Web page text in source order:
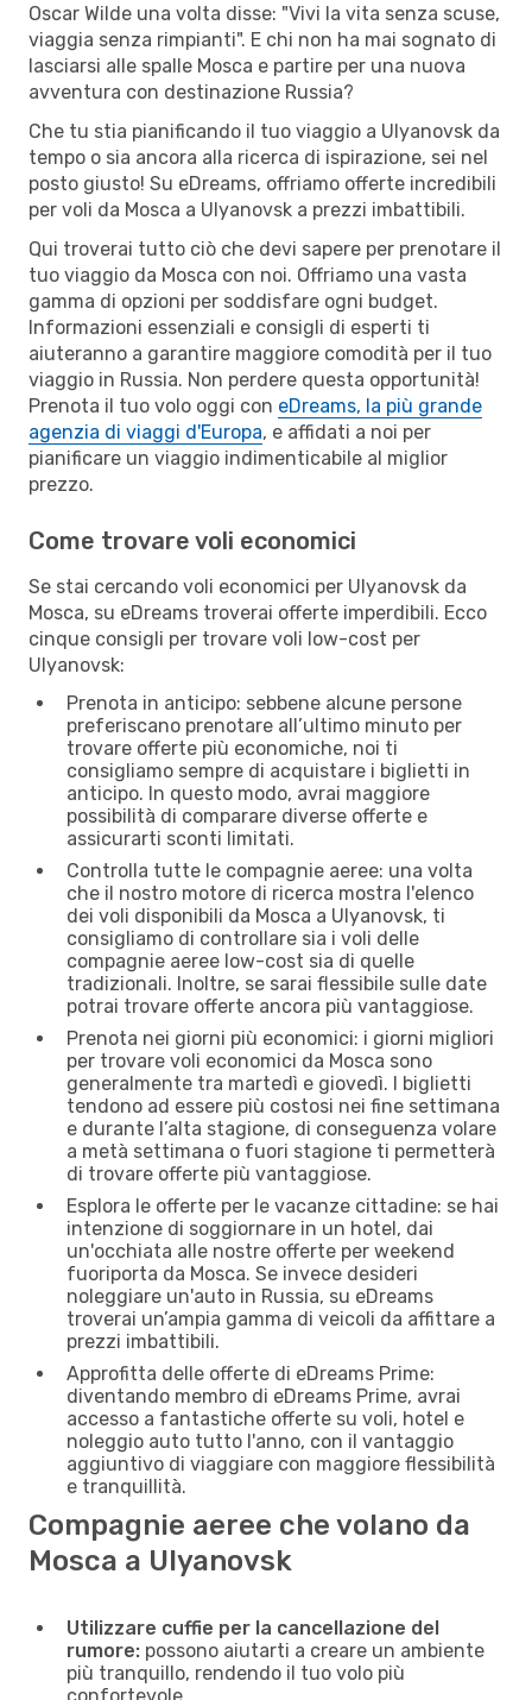
Oscar Wilde una volta disse: "Vivi la vita senza scuse,
viaggia senza rimpianti". E chi non ha mai sognato di
lasciarsi alle spalle Mosca e partire per una nuova
avventura con destinazione Russia?
Che tu stia pianificando il tuo viaggio a Ulyanovsk da
tempo o sia ancora alla ricerca di ispirazione, sei nel
posto giusto! Su eDreams, offriamo offerte incredibili
per voli da Mosca a Ulyanovsk a prezzi imbattibili.
Qui troverai tutto ciò che devi sapere per prenotare il
tuo viaggio da Mosca con noi. Offriamo una vasta
gamma di opzioni per soddisfare ogni budget.
Informazioni essenziali e consigli di esperti ti
aiuteranno a garantire maggiore comodità per il tuo
viaggio in Russia. Non perdere questa opportunità!
Prenota il tuo volo oggi con eDreams, la più grande
agenzia di viaggi d'Europa, e affidati a noi per
pianificare un viaggio indimenticabile al miglior
prezzo.
Come trovare voli economici
Se stai cercando voli economici per Ulyanovsk da
Mosca, su eDreams troverai offerte imperdibili. Ecco
cinque consigli per trovare voli low-cost per
Ulyanovsk:
Prenota in anticipo: sebbene alcune persone
preferiscano prenotare all’ultimo minuto per
trovare offerte più economiche, noi ti
consigliamo sempre di acquistare i biglietti in
anticipo. In questo modo, avrai maggiore
possibilità di comparare diverse offerte e
assicurarti sconti limitati.
Controlla tutte le compagnie aeree: una volta
che il nostro motore di ricerca mostra l'elenco
dei voli disponibili da Mosca a Ulyanovsk, ti
consigliamo di controllare sia i voli delle
compagnie aeree low-cost sia di quelle
tradizionali. Inoltre, se sarai flessibile sulle date
potrai trovare offerte ancora più vantaggiose.
Prenota nei giorni più economici: i giorni migliori
per trovare voli economici da Mosca sono
generalmente tra martedì e giovedì. I biglietti
tendono ad essere più costosi nei fine settimana
e durante l’alta stagione, di conseguenza volare
a metà settimana o fuori stagione ti permetterà
di trovare offerte più vantaggiose.
Esplora le offerte per le vacanze cittadine: se hai
intenzione di soggiornare in un hotel, dai
un'occhiata alle nostre offerte per weekend
fuoriporta da Mosca. Se invece desideri
noleggiare un'auto in Russia, su eDreams
troverai un’ampia gamma di veicoli da affittare a
prezzi imbattibili.
Approfitta delle offerte di eDreams Prime:
diventando membro di eDreams Prime, avrai
accesso a fantastiche offerte su voli, hotel e
noleggio auto tutto l'anno, con il vantaggio
aggiuntivo di viaggiare con maggiore flessibilità
e tranquillità.
Compagnie aeree che volano da
Mosca a Ulyanovsk
Utilizzare cuffie per la cancellazione del
rumore: possono aiutarti a creare un ambiente
più tranquillo, rendendo il tuo volo più